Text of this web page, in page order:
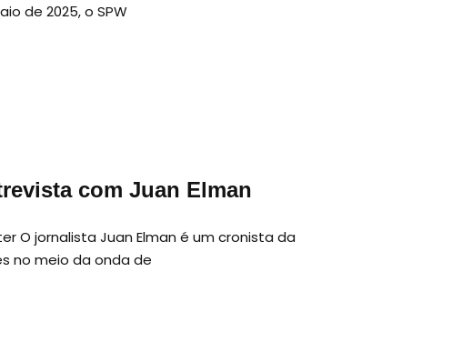
de 2025, o SPW
com Juan Elman
O jornalista Juan Elman é um cronista da
no meio da onda de